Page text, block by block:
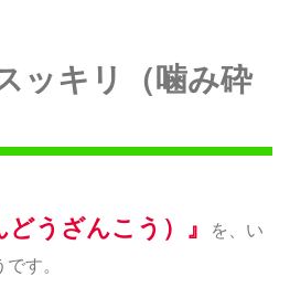
ッキリ（噛み砕
どうざんこう）』
を、い
す。